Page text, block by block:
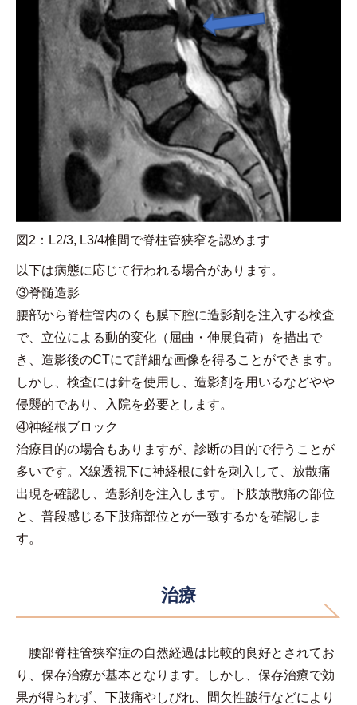
図2：L2/3, L3/4椎間で脊柱管狭窄を認めます
以下は病態に応じて行われる場合があります。
③脊髄造影
腰部から脊柱管内のくも膜下腔に造影剤を注入する検査
で、立位による動的変化（屈曲・伸展負荷）を描出で
き、造影後のCTにて詳細な画像を得ることができます。
しかし、検査には針を使用し、造影剤を用いるなどやや
侵襲的であり、入院を必要とします。
④神経根ブロック
治療目的の場合もありますが、診断の目的で行うことが
多いです。X線透視下に神経根に針を刺入して、放散痛
出現を確認し、造影剤を注入します。下肢放散痛の部位
と、普段感じる下肢痛部位とが一致するかを確認しま
す。
治療
腰部脊柱管狭窄症の自然経過は比較的良好とされてお
り、保存治療が基本となります。しかし、保存治療で効
果が得られず、下肢痛やしびれ、間欠性跛行などにより